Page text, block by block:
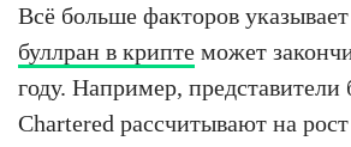
Всё больше факторов
буллран в крипте может
году. Например, представители
Chartered рассчитывают на